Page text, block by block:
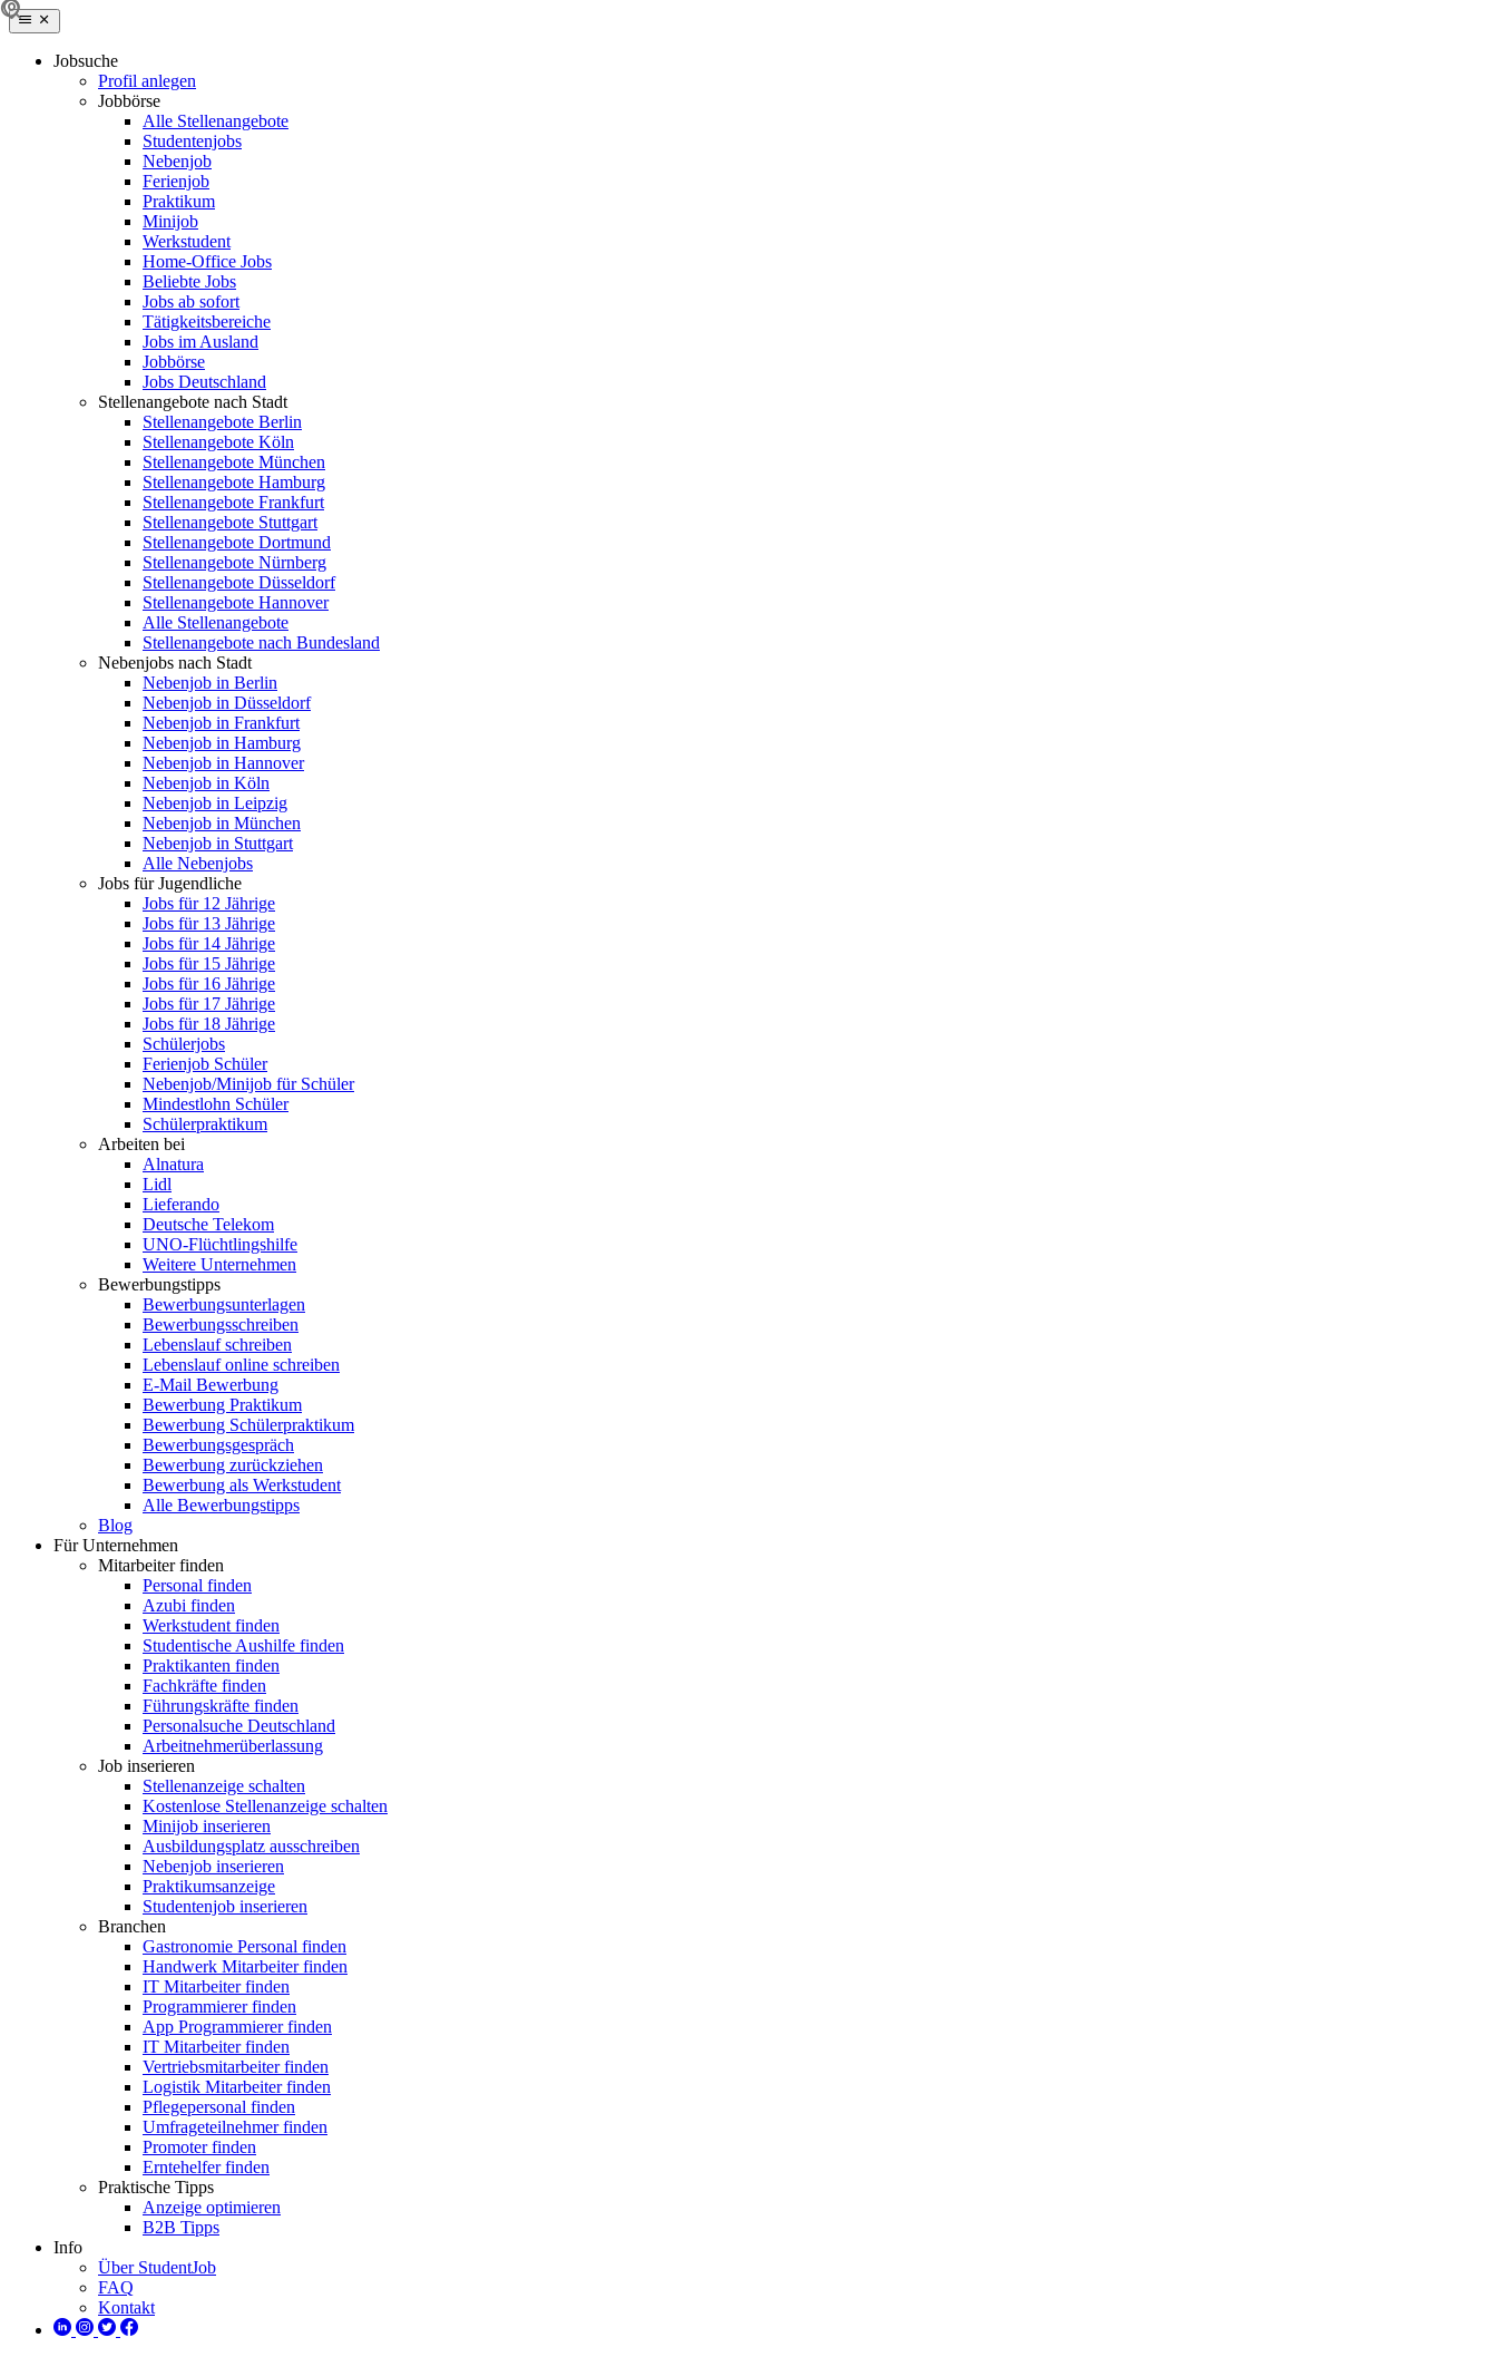
Jobsuche
Profil anlegen
Jobbörse
Alle Stellenangebote
Studentenjobs
Nebenjob
Ferienjob
Praktikum
Minijob
Werkstudent
Home-Office Jobs
Beliebte Jobs
Jobs ab sofort
Tätigkeitsbereiche
Jobs im Ausland
Jobbörse
Jobs Deutschland
Stellenangebote nach Stadt
Stellenangebote Berlin
Stellenangebote Köln
Stellenangebote München
Stellenangebote Hamburg
Stellenangebote Frankfurt
Stellenangebote Stuttgart
Stellenangebote Dortmund
Stellenangebote Nürnberg
Stellenangebote Düsseldorf
Stellenangebote Hannover
Alle Stellenangebote
Stellenangebote nach Bundesland
Nebenjobs nach Stadt
Nebenjob in Berlin
Nebenjob in Düsseldorf
Nebenjob in Frankfurt
Nebenjob in Hamburg
Nebenjob in Hannover
Nebenjob in Köln
Nebenjob in Leipzig
Nebenjob in München
Nebenjob in Stuttgart
Alle Nebenjobs
Jobs für Jugendliche
Jobs für 12 Jährige
Jobs für 13 Jährige
Jobs für 14 Jährige
Jobs für 15 Jährige
Jobs für 16 Jährige
Jobs für 17 Jährige
Jobs für 18 Jährige
Schülerjobs
Ferienjob Schüler
Nebenjob/Minijob für Schüler
Mindestlohn Schüler
Schülerpraktikum
Arbeiten bei
Alnatura
Lidl
Lieferando
Deutsche Telekom
UNO-Flüchtlingshilfe
Weitere Unternehmen
Bewerbungstipps
Bewerbungsunterlagen
Bewerbungsschreiben
Lebenslauf schreiben
Lebenslauf online schreiben
E-Mail Bewerbung
Bewerbung Praktikum
Bewerbung Schülerpraktikum
Bewerbungsgespräch
Bewerbung zurückziehen
Bewerbung als Werkstudent
Alle Bewerbungstipps
Blog
Für Unternehmen
Mitarbeiter finden
Personal finden
Azubi finden
Werkstudent finden
Studentische Aushilfe finden
Praktikanten finden
Fachkräfte finden
Führungskräfte finden
Personalsuche Deutschland
Arbeitnehmerüberlassung
Job inserieren
Stellenanzeige schalten
Kostenlose Stellenanzeige schalten
Minijob inserieren
Ausbildungsplatz ausschreiben
Nebenjob inserieren
Praktikumsanzeige
Studentenjob inserieren
Branchen
Gastronomie Personal finden
Handwerk Mitarbeiter finden
IT Mitarbeiter finden
Programmierer finden
App Programmierer finden
IT Mitarbeiter finden
Vertriebsmitarbeiter finden
Logistik Mitarbeiter finden
Pflegepersonal finden
Umfrageteilnehmer finden
Promoter finden
Erntehelfer finden
Praktische Tipps
Anzeige optimieren
B2B Tipps
Info
Über StudentJob
FAQ
Kontakt